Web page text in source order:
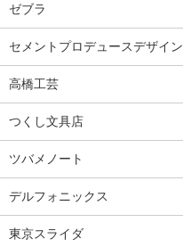
ゼブラ
セメントプロデュースデザイン
高橋工芸
つくし文具店
ツバメノート
デルフォニックス
東京スライダ